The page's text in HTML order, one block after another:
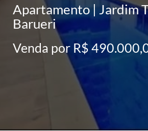
Apartamento | Jardim
Barueri
Venda por R$